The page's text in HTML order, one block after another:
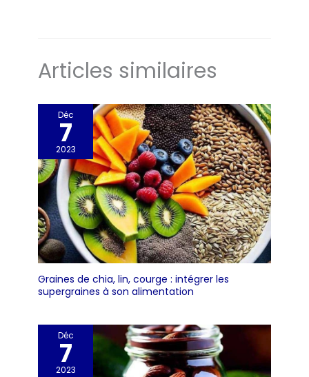
Articles similaires
Déc
7
2023
Graines de chia, lin, courge : intégrer les
supergraines à son alimentation
Déc
7
2023